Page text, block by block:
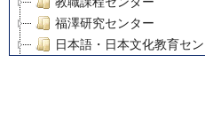
福澤研究センター
日本語・日本文化教育セ